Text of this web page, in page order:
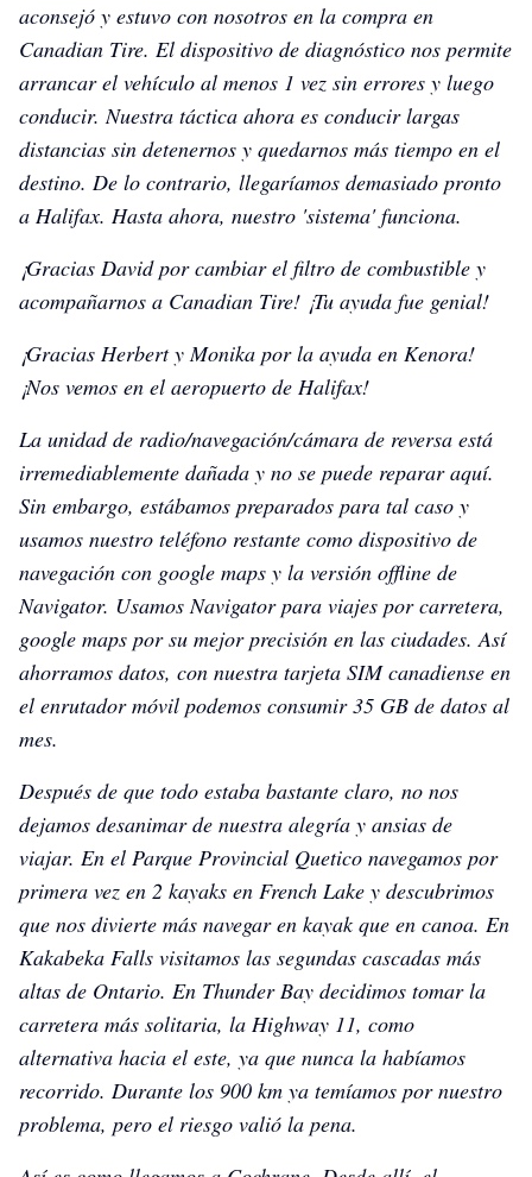
aconsejó y estuvo con nosotros en la compra en
Canadian Tire. El dispositivo de diagnóstico nos permite
arrancar el vehículo al menos 1 vez sin errores y luego
conducir. Nuestra táctica ahora es conducir largas
distancias sin detenernos y quedarnos más tiempo en el
destino. De lo contrario, llegaríamos demasiado pronto
a Halifax. Hasta ahora, nuestro 'sistema' funciona.
¡Gracias David por cambiar el filtro de combustible y
acompañarnos a Canadian Tire! ¡Tu ayuda fue genial!
¡Gracias Herbert y Monika por la ayuda en Kenora!
¡Nos vemos en el aeropuerto de Halifax!
La unidad de radio/navegación/cámara de reversa está
irremediablemente dañada y no se puede reparar aquí.
Sin embargo, estábamos preparados para tal caso y
usamos nuestro teléfono restante como dispositivo de
navegación con google maps y la versión offline de
Navigator. Usamos Navigator para viajes por carretera,
google maps por su mejor precisión en las ciudades. Así
ahorramos datos, con nuestra tarjeta SIM canadiense en
el enrutador móvil podemos consumir 35 GB de datos al
mes.
Después de que todo estaba bastante claro, no nos
dejamos desanimar de nuestra alegría y ansias de
viajar. En el Parque Provincial Quetico navegamos por
primera vez en 2 kayaks en French Lake y descubrimos
que nos divierte más navegar en kayak que en canoa. En
Kakabeka Falls visitamos las segundas cascadas más
altas de Ontario. En Thunder Bay decidimos tomar la
carretera más solitaria, la Highway 11, como
alternativa hacia el este, ya que nunca la habíamos
recorrido. Durante los 900 km ya temíamos por nuestro
problema, pero el riesgo valió la pena.